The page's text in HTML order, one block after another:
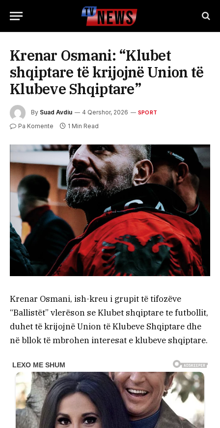
Krenar Osmani: “Klubet
shqiptare të krijojnë Union të
Klubeve Shqiptare”
By Suad Avdiu 4 Qershor, 2026 SPORT
Pa Komente 1 Min Read
Krenar Osmani, ish-kreu i grupit të tifozëve
“Ballistët” vlerëson se Klubet shqiptare te futbollit,
duhet të krijojnë Union të Klubeve Shqiptare dhe
në bllok të mbrohen interesat e klubeve shqiptare.